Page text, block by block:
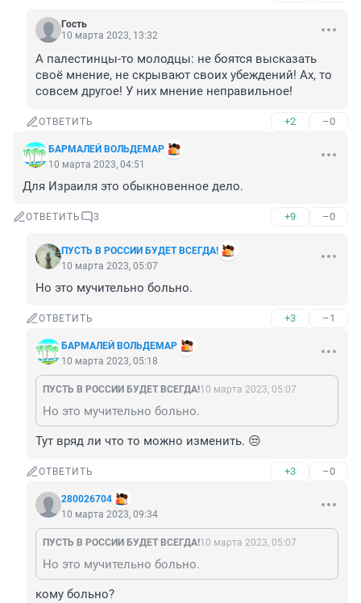
Гость
10 марта 2023, 13:32
А палестинцы-то молодцы: не боятся высказать
своё мнение, не скрывают своих убеждений! Ах, то
совсем другое! У них мнение неправильное!
ОТВЕТИТЬ +2 –0
БАРМАЛЕЙ ВОЛЬДЕМАР
10 марта 2023, 04:51
Для Израиля это обыкновенное дело.
ОТВЕТИТЬ 3 +9 –0
ПУСТЬ В РОССИИ БУДЕТ ВСЕГДА!
10 марта 2023, 05:07
Но это мучительно больно.
ОТВЕТИТЬ +3 –1
БАРМАЛЕЙ ВОЛЬДЕМАР
10 марта 2023, 05:18
ПУСТЬ В РОССИИ БУДЕТ ВСЕГДА!10 марта 2023, 05:07
Но это мучительно больно.
Тут вряд ли что то можно изменить. 😒
ОТВЕТИТЬ +3 –0
280026704
10 марта 2023, 09:34
ПУСТЬ В РОССИИ БУДЕТ ВСЕГДА!10 марта 2023, 05:07
Но это мучительно больно.
кому больно?